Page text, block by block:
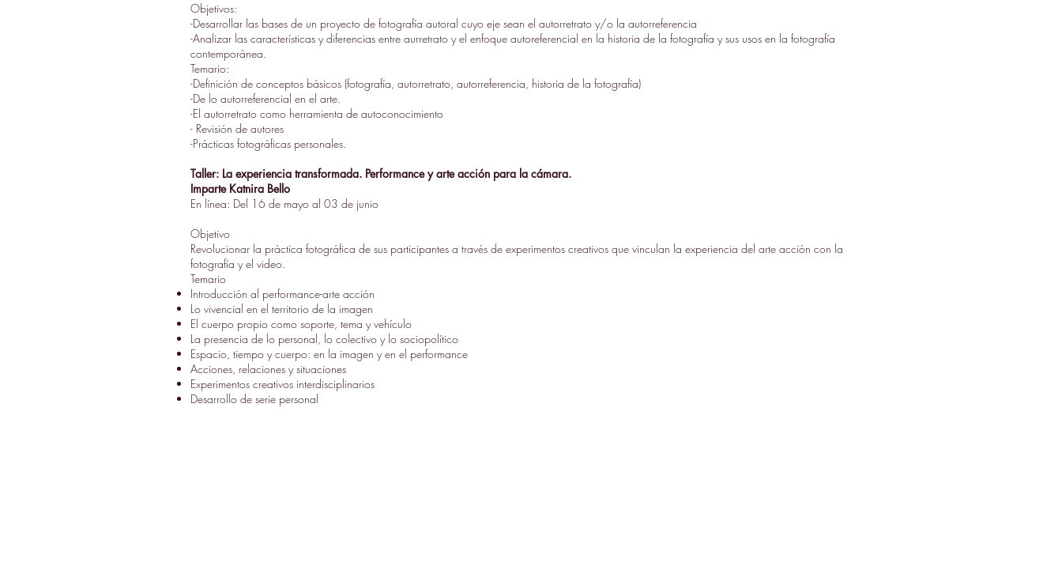
Objetivos:
-Desarrollar las bases de un proyecto de fotografía autoral cuyo eje sean el autorretrato y/o la autorreferencia
-Analizar las características y diferencias entre aurretrato y el enfoque autoreferencial en la historia de la fotografía y sus usos en la fotografía
contemporánea.
Temario:
-Definición de conceptos básicos (fotografía, autorretrato, autorreferencia, historia de la fotografía)
-De lo autorreferencial en el arte.
-El autorretrato como herramienta de autoconocimiento
- Revisión de autores
-Prácticas fotográficas personales.
Taller: La experiencia transformada. Performance y arte acción para la cámara.
Imparte Katnira Bello
En línea: Del 16 de mayo al 03 de junio
Objetivo
Revolucionar la práctica fotográfica de sus participantes a través de experimentos creativos que vinculan la experiencia del arte acción con la
fotografía y el video.
Temario
Introducción al performance-arte acción
Lo vivencial en el territorio de la imagen
El cuerpo propio como soporte, tema y vehículo
La presencia de lo personal, lo colectivo y lo sociopolítico
Espacio, tiempo y cuerpo: en la imagen y en el performance
Acciones, relaciones y situaciones
Experimentos creativos interdisciplinarios
Desarrollo de serie personal